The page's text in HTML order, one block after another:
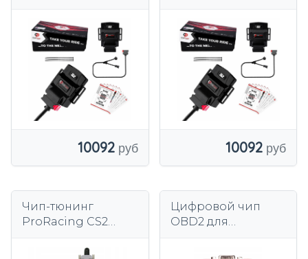
(JM) 2.0 2.4 2004-
2010 гг.
10092
1.0 1.4 1.6 2017-2019 гг.
10092
Чип-тюнинг
ProRacing CS2
Цифровой чип
OBD2 для
дизельного